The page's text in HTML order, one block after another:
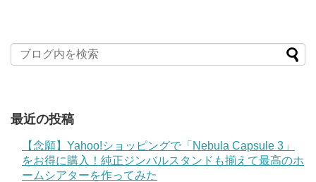
最近の投稿
【念願】Yahoo!ショッピングで「Nebula Capsule 3」
をお得に購入！純正ジンバルスタンドも揃えて最高のホ
ームシアターを作ってみた